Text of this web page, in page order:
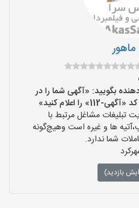
بگویید: «آگهی شما را در
اعلام کنید»
مشاغل مرتبط با
ها و غیره است وهیچ‌گونه
شما ندارد.
بازدید)